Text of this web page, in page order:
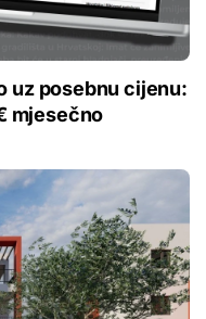
uz posebnu cijenu:
mjesečno